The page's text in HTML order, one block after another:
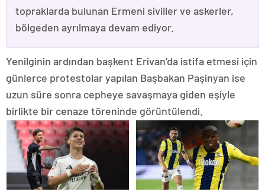
topraklarda bulunan Ermeni siviller ve askerler,
bölgeden ayrılmaya devam ediyor.
Yenilginin ardından başkent Erivan’da istifa etmesi için
günlerce protestolar yapılan Başbakan Paşinyan ise
uzun süre sonra cepheye savaşmaya giden eşiyle
birlikte bir cenaze töreninde görüntülendi.